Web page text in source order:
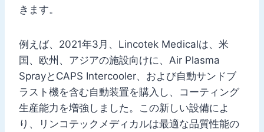
きます。
例えば、2021年3月、Lincotek Medicalは、米
国、欧州、アジアの施設向けに、Air Plasma
SprayとCAPS Intercooler、および自動サンドブ
ラスト機を含む自動装置を購入し、コーティング
生産能力を増強しました。この新しい設備によ
り、リンコテックメディカルは最適な品質性能の